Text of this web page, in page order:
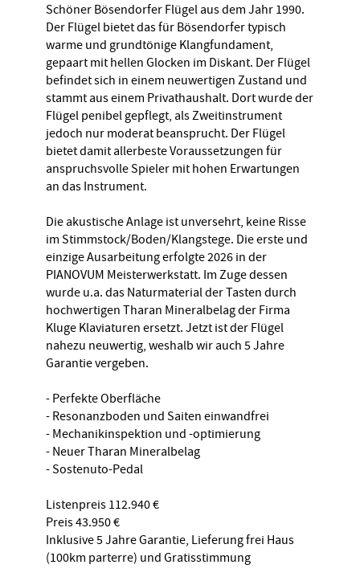
Schöner Bösendorfer Flügel aus dem Jahr 1990.
Der Flügel bietet das für Bösendorfer typisch
warme und grundtönige Klangfundament,
gepaart mit hellen Glocken im Diskant. Der Flügel
befindet sich in einem neuwertigen Zustand und
stammt aus einem Privathaushalt. Dort wurde der
Flügel penibel gepflegt, als Zweitinstrument
jedoch nur moderat beansprucht. Der Flügel
bietet damit allerbeste Voraussetzungen für
anspruchsvolle Spieler mit hohen Erwartungen
an das Instrument.
Die akustische Anlage ist unversehrt, keine Risse
im Stimmstock/Boden/Klangstege. Die erste und
einzige Ausarbeitung erfolgte 2026 in der
PIANOVUM Meisterwerkstatt. Im Zuge dessen
wurde u.a. das Naturmaterial der Tasten durch
hochwertigen Tharan Mineralbelag der Firma
Kluge Klaviaturen ersetzt. Jetzt ist der Flügel
nahezu neuwertig, weshalb wir auch 5 Jahre
Garantie vergeben.
- Perfekte Oberfläche
- Resonanzboden und Saiten einwandfrei
- Mechanikinspektion und -optimierung
- Neuer Tharan Mineralbelag
- Sostenuto-Pedal
Listenpreis 112.940 €
Preis 43.950 €
Inklusive 5 Jahre Garantie, Lieferung frei Haus
(100km parterre) und Gratisstimmung